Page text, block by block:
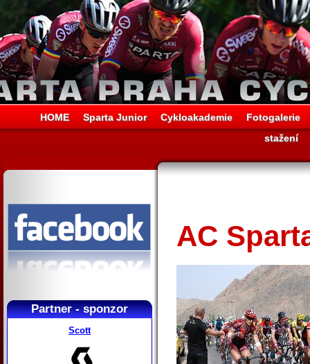
HOME Sparta Junior Cykloakademie
Fotogalerie
stažení
Partner - sponzor
Scott
AC